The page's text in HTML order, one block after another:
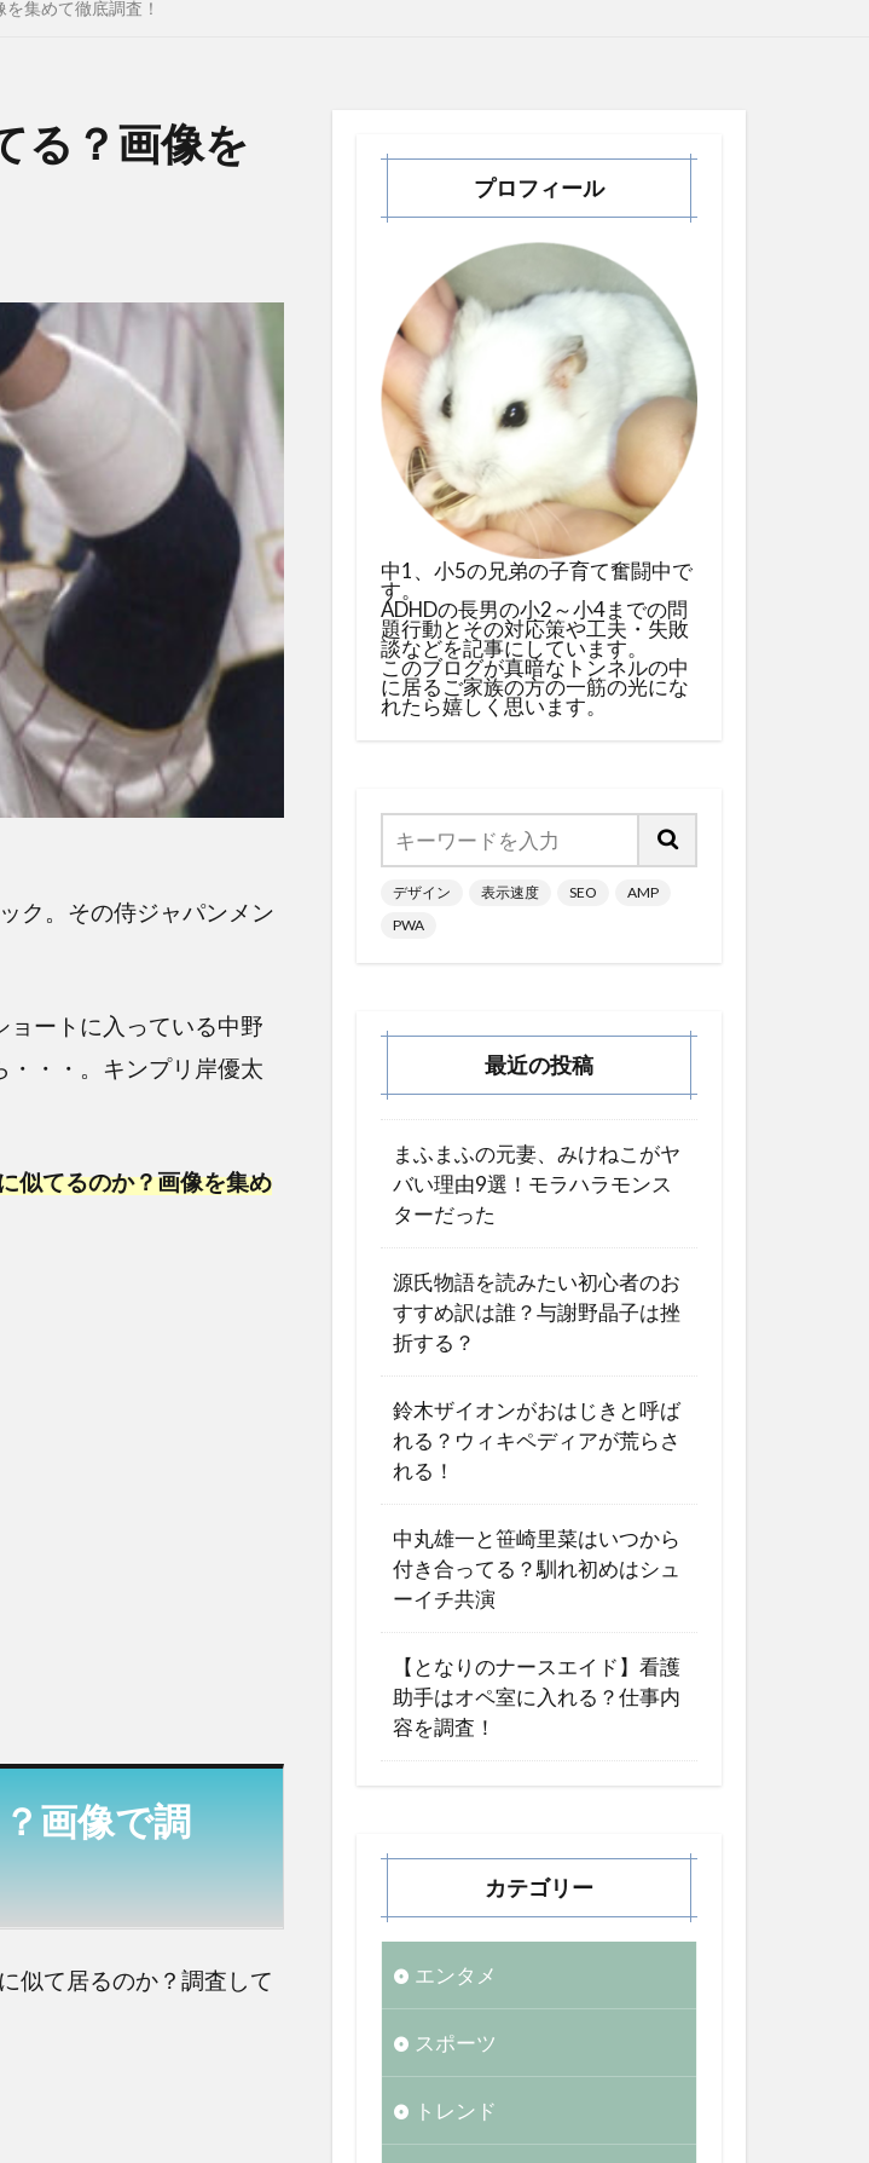
集めて徹底調査！
る？画像を
ク。その侍ジャパンメン
ートに入っている中野
・・。キンプリ岸優太
似てるのか？画像を集め
画像で調
似て居るのか？調査して
プロフィール
中1、小5の兄弟の子育て奮闘中で
す。
ADHDの長男の小2～小4までの問
題行動とその対応策や工夫・失敗
談などを記事にしています。
このブログが真暗なトンネルの中
に居るご家族の方の一筋の光にな
れたら嬉しく思います。
デザイン 表示速度 SEO
AMP
PWA
最近の投稿
まふまふの元妻、みけねこがヤ
バい理由9選！モラハラモンス
ターだった
源氏物語を読みたい初心者のお
すすめ訳は誰？与謝野晶子は挫
折する？
鈴木ザイオンがおはじきと呼ば
れる？ウィキペディアが荒らさ
れる！
中丸雄一と笹崎里菜はいつから
付き合ってる？馴れ初めはシュ
ーイチ共演
【となりのナースエイド】看護
助手はオペ室に入れる？仕事内
容を調査！
カテゴリー
エンタメ
スポーツ
トレンド